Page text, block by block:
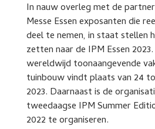
In nauw overleg met de
Messe Essen exposanten die
deel te nemen, in staat stellen
zetten naar de IPM Essen
wereldwijd toonaangevende
tuinbouw vindt plaats van 24
2023. Daarnaast is de
tweedaagse IPM Summer
2022 te organiseren.